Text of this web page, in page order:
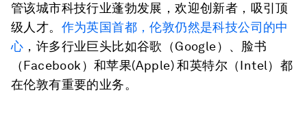
管该城市科技行业蓬勃发展，欢迎创新者，吸引顶
级人才。 作为英国首都，伦敦仍然是科技公司的中
心 ，许多行业巨头比如谷歌（Google）、脸书
（Facebook）和苹果(Apple) 和英特尔（Intel）都
在伦敦有重要的业务。